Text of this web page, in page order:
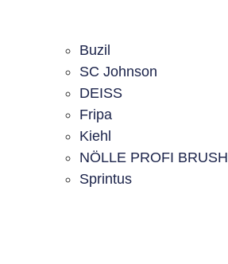
Buzil
SC Johnson
DEISS
Fripa
Kiehl
NÖLLE PROFI BRUSH
Sprintus